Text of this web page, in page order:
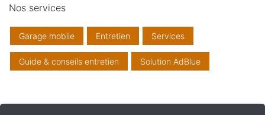
Nos services
Garage mobile Entretien Services
Guide & conseils entretien Solution AdBlue